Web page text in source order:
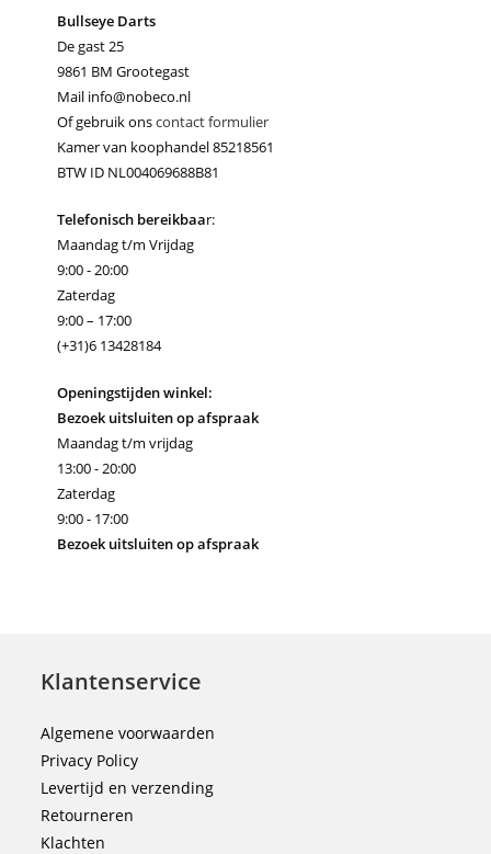
Bullseye Darts
De gast 25
9861 BM Grootegast
Mail info@nobeco.nl
Of gebruik onscontact formulier
Kamer van koophandel 85218561
BTW ID NL004069688B81
Telefonisch bereikbaar:
Maandag t/m Vrijdag
9:00 - 20:00
Zaterdag
9:00 – 17:00
(+31)6 13428184
Openingstijden winkel:
Bezoek uitsluiten op afspraak
Maandag t/m vrijdag
13:00 - 20:00
Zaterdag
9:00 - 17:00
Bezoek uitsluiten op afspraak
Klantenservice
Algemene voorwaarden
Privacy Policy
Levertijd en verzending
Retourneren
Klachten